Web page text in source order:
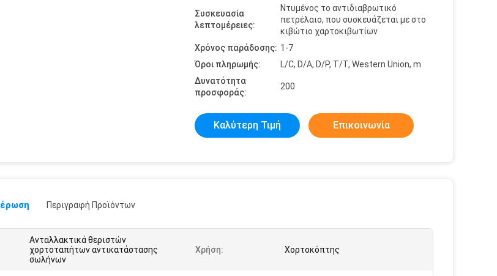
Συσκευασία
λεπτομέρειες:
Ντυμένος το αντιδιαβρωτικό
πετρέλαιο, που συσκευάζεται με στο
κιβώτιο χαρτοκιβωτίων
Χρόνος παράδοσης: 1-7
Όροι πληρωμής:
L/C, D/A, D/P, T/T, Western Union, m
Δυνατότητα
προσφοράς:
200
Καλύτερη Τιμή Επικοινωνία
Περιγραφή Προϊόντων
Ανταλλακτικά θεριστών
χορτοταπήτων αντικατάστασης
σωλήνων
Χρήση: Χορτοκόπτης